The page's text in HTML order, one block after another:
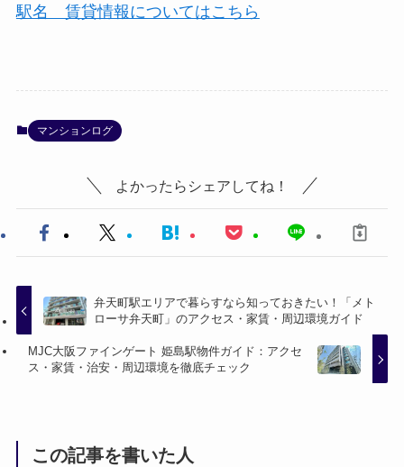
駅名 賃貸情報についてはこちら
マンションログ
よかったらシェアしてね！
弁天町駅エリアで暮らすなら知っておきたい！「メト
ローサ弁天町」のアクセス・家賃・周辺環境ガイド
MJC大阪ファインゲート 姫島駅物件ガイド：アクセ
ス・家賃・治安・周辺環境を徹底チェック
この記事を書いた人